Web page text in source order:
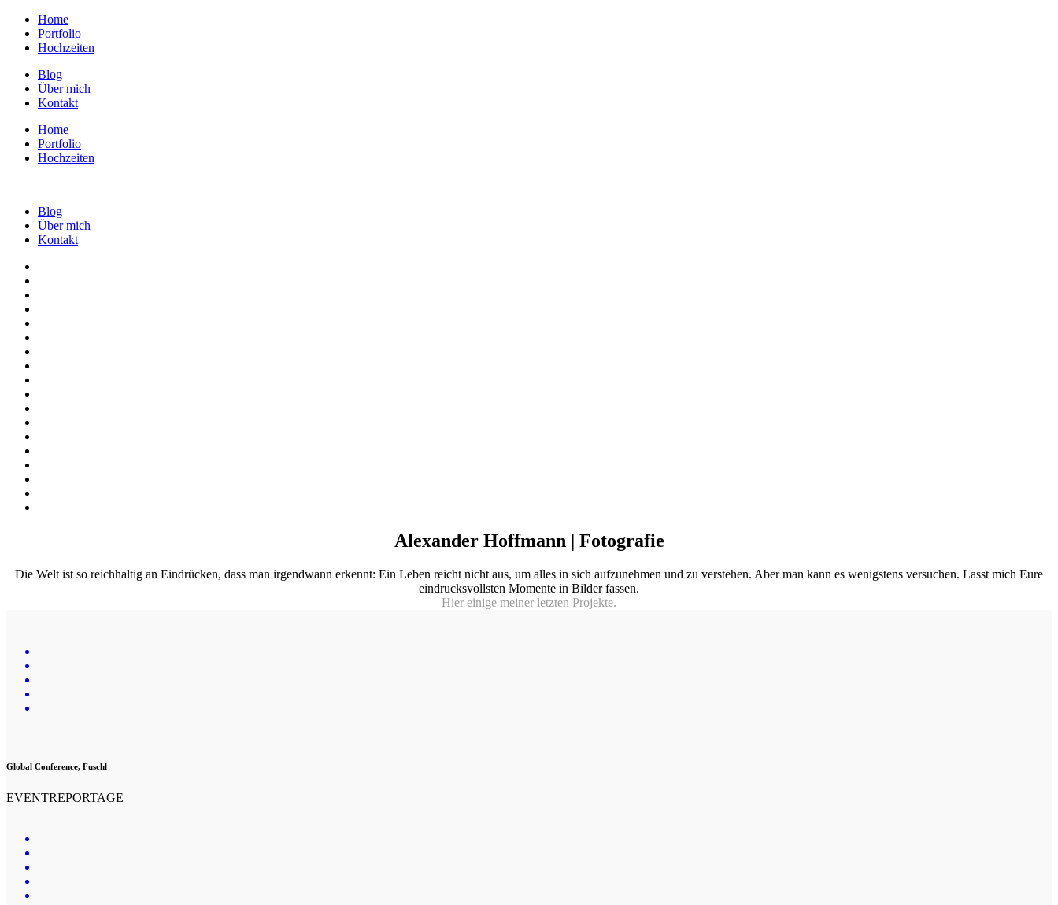
Home
Portfolio
Hochzeiten
Blog
Über mich
Kontakt
Home
Portfolio
Hochzeiten
Blog
Über mich
Kontakt
Alexander Hoffmann | Fotografie
Die Welt ist so reichhaltig an Eindrücken, dass man irgendwann erkennt: Ein Leben reicht nicht aus, um alles in sich aufzunehmen und zu verstehen. Aber man kann es wenigstens versuchen. Lasst mich Eure
eindrucksvollsten Momente in Bilder fassen.
Hier einige meiner letzten Projekte.
Global Conference, Fuschl
EVENTREPORTAGE